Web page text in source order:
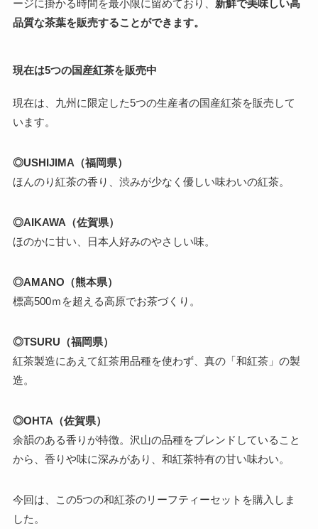
ージに掛かる時間を最小限に留めており、 新鮮で美味しい高
品質な茶葉を販売することができます。
現在は5つの国産紅茶を販売中
現在は、九州に限定した5つの生産者の国産紅茶を販売して
います。
◎USHIJIMA（福岡県）
ほんのり紅茶の香り、渋みが少なく優しい味わいの紅茶。
◎AIKAWA（佐賀県）
ほのかに甘い、日本人好みのやさしい味。
◎AMANO（熊本県）
標高500ｍを超える高原でお茶づくり。
◎TSURU（福岡県）
紅茶製造にあえて紅茶用品種を使わず、真の「和紅茶」の製
造。
◎OHTA（佐賀県）
余韻のある香りが特徴。沢山の品種をブレンドしていること
から、香りや味に深みがあり、和紅茶特有の甘い味わい。
今回は、この5つの和紅茶のリーフティーセットを購入しま
した。